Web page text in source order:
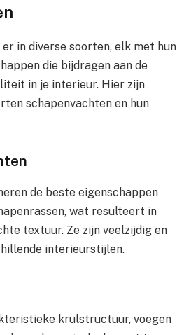
in diverse soorten, elk met hun
die bijdragen aan de
in je interieur. Hier zijn
schapenvachten en hun
de beste eigenschappen
wat resulteert in
textuur. Ze zijn veelzijdig en
interieurstijlen.
krulstructuur, voegen